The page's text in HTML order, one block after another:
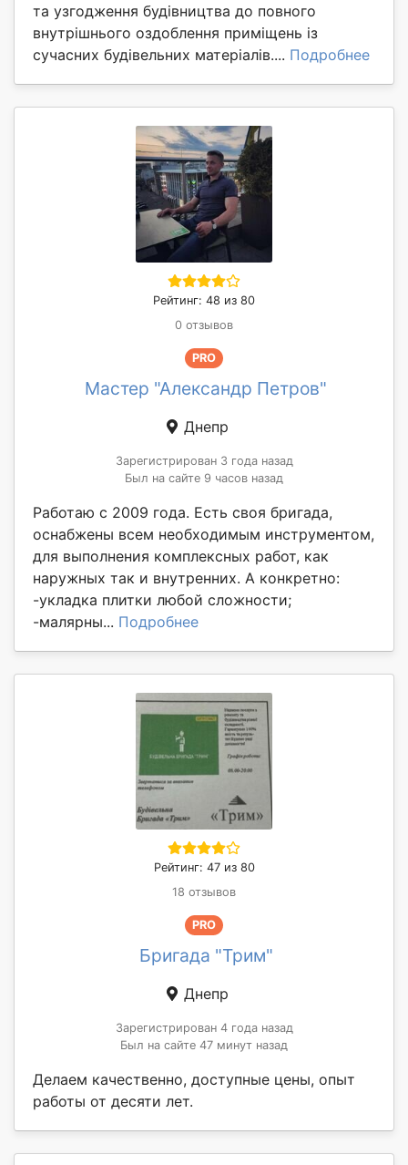
та узгодження будівництва до повного
внутрішнього оздоблення приміщень із
сучасних будівельних матеріалів.... Подробнее
Рейтинг: 48 из 80
0 отзывов
PRO
Мастер "Александр Петров"
Днепр
Зарегистрирован 3 года назад
Был на сайте 9 часов назад
Работаю с 2009 года. Есть своя бригада,
оснабжены всем необходимым инструментом,
для выполнения комплексных работ, как
наружных так и внутренних. А конкретно:
-укладка плитки любой сложности;
-малярны... Подробнее
Рейтинг: 47 из 80
18 отзывов
PRO
Бригада "Трим"
Днепр
Зарегистрирован 4 года назад
Был на сайте 47 минут назад
Делаем качественно, доступные цены, опыт
работы от десяти лет.